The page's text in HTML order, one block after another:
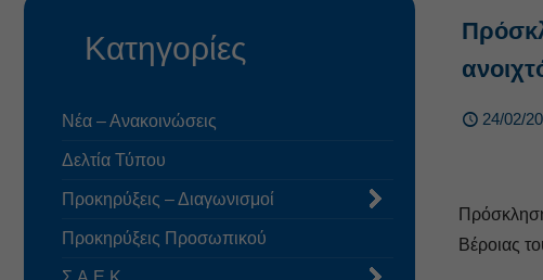
24/02/
Βέροιας
Κατηγορίες
Νέα – Ανακοινώσεις
Δελτία Τύπου
Προκηρύξεις – Διαγωνισμοί
Προκηρύξεις Προσωπικού